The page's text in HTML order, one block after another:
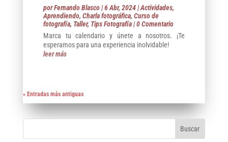
porFernando Blasco|6 Abr, 2024|Actividades,
Aprendiendo, Charla fotográfica, Curso de
fotografía, Taller, Tips Fotografía| 0 Comentario
Marca tu calendario y únete a nosotros. ¡Te
esperamos para una experiencia inolvidable!
leer más
« Entradas más antiguas